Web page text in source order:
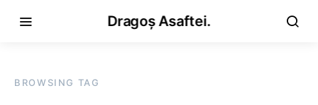
Dragoș Asaftei.
BROWSING TAG